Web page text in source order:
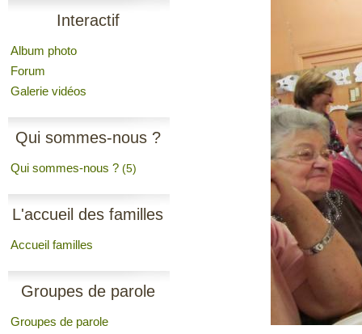
Interactif
Album photo
Forum
Galerie vidéos
Qui sommes-nous ?
Qui sommes-nous ? (5)
L'accueil des familles
Accueil familles
Groupes de parole
Groupes de parole